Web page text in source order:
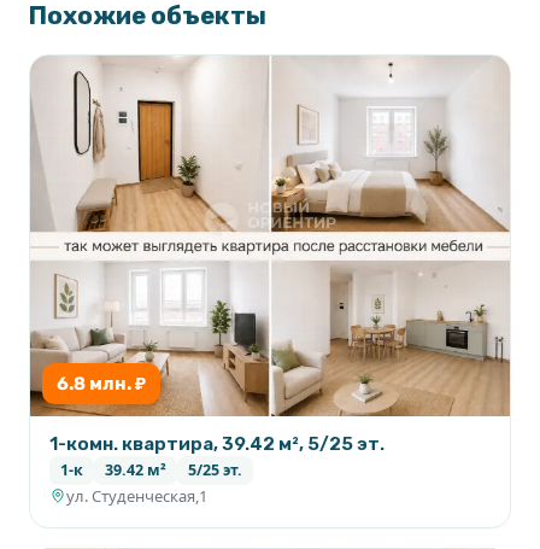
Похожие объекты
6.8 млн. ₽
1-комн. квартира, 39.42 м², 5/25 эт.
1-к 39.42 м² 5/25 эт.
ул. Студенческая,1